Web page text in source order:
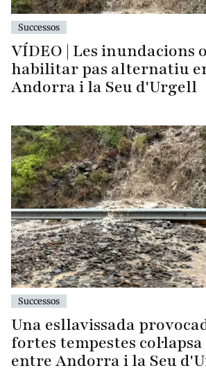
Successos
VÍDEO | Les inundacions
habilitar pas alternatiu
Andorra i la Seu d'Urgell
Successos
Una esllavissada
fortes tempestes
entre Andorra i la Seu